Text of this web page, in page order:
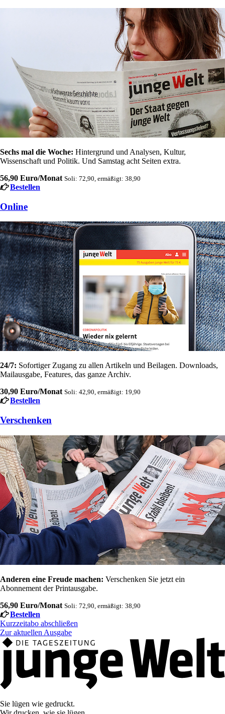
Sechs mal die Woche: Hintergrund und Analysen, Kultur,
Wissenschaft und Politik. Und Samstag acht Seiten extra.
56,90 Euro/Monat Soli: 72,90, ermäßigt: 38,90
Bestellen
Online
24/7: Sofortiger Zugang zu allen Artikeln und Beilagen. Downloads,
Mailausgabe, Features, das ganze Archiv.
30,90 Euro/Monat Soli: 42,90, ermäßigt: 19,90
Bestellen
Verschenken
Anderen eine Freude machen: Verschenken Sie jetzt ein
Abonnement der Printausgabe.
56,90 Euro/Monat Soli: 72,90, ermäßigt: 38,90
Bestellen
Kurzzeitabo abschließen
Zur aktuellen Ausgabe
Sie lügen wie gedruckt.